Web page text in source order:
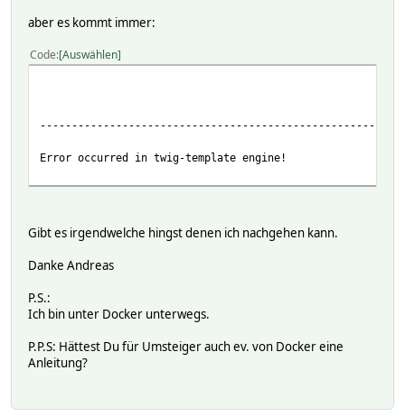
aber es kommt immer:
Code Auswählen
Error occurred in twig-template engine!
Gibt es irgendwelche hingst denen ich nachgehen kann.
Danke Andreas
P.S.:
Ich bin unter Docker unterwegs.
P.P.S: Hättest Du für Umsteiger auch ev. von Docker eine
Anleitung?